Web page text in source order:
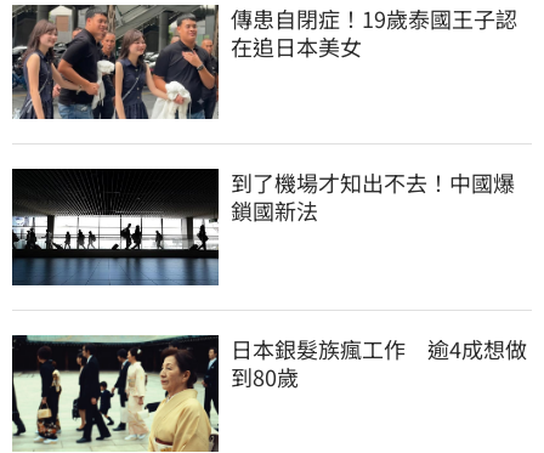
傳患自閉症！19歲泰國王子認
在追日本美女
到了機場才知出不去！中國爆
鎖國新法
日本銀髮族瘋工作　逾4成想做
到80歲